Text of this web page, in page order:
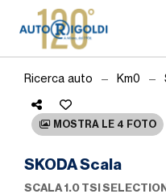
Ricerca auto Km0
MOSTRA LE 4 FOTO
SKODA Scala
SCALA 1.0 TSI